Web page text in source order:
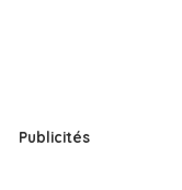
Publicités